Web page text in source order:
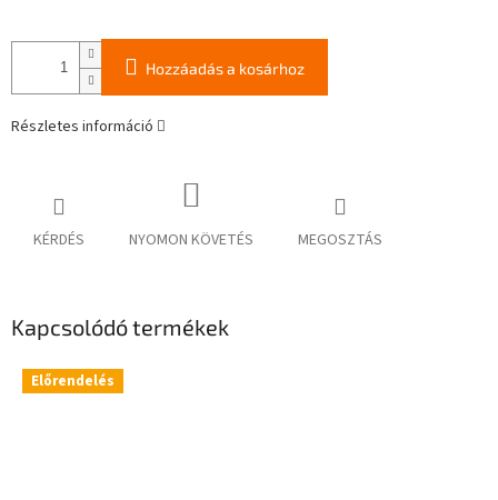
Hozzáadás a kosárhoz
Részletes információ
KÉRDÉS NYOMON KÖVETÉS MEGOSZTÁS
Kapcsolódó termékek
Előrendelés